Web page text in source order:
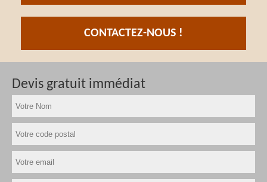
CONTACTEZ-NOUS !
Devis gratuit immédiat